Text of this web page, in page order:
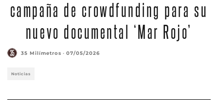
campaña de crowdfunding para su
nuevo documental ‘Mar Rojo’
35 Milímetros · 07/05/2026
Noticias